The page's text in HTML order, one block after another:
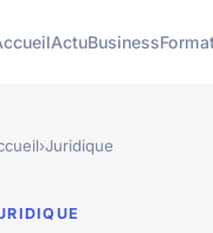
ActuBusiness
›Juridique